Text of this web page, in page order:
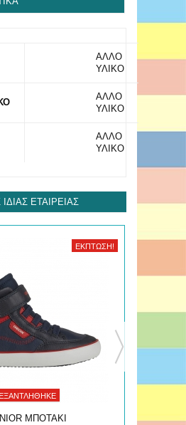
ΑΛΛΟ
ΥΛΙΚΟ
ΑΛΛΟ
ΥΛΙΚΟ
ΑΛΛΟ
ΥΛΙΚΟ
ΕΤΑΙΡΕΊΑΣ
ΈΚΠΤΩΣΗ!
ΕΞΑΝΤΛΉΘΗΚΕ
ΜΠΟΤΑΚΙ